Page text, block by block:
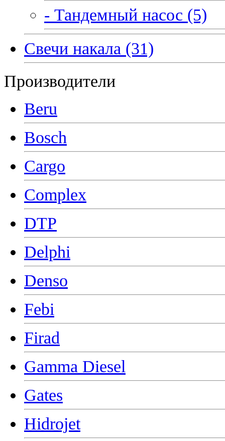
- Тандемный насос (5)
Свечи накала (31)
Производители
Beru
Bosch
Cargo
Complex
DTP
Delphi
Denso
Febi
Firad
Gamma Diesel
Gates
Hidrojet